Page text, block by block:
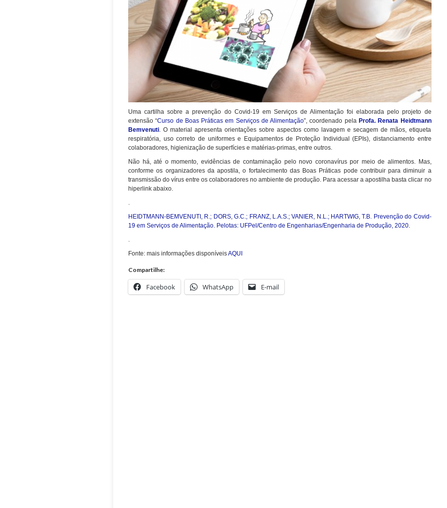
Uma cartilha sobre a prevenção do Covid-19 em Serviços de Alimentação foi elaborada pelo projeto de
extensão “Curso de Boas Práticas em Serviços de Alimentação”, coordenado pela Profa. Renata Heidtmann
Bemvenuti. O material apresenta orientações sobre aspectos como lavagem e secagem de mãos, etiqueta
respiratória, uso correto de uniformes e Equipamentos de Proteção Individual (EPIs), distanciamento entre
colaboradores, higienização de superfícies e matérias-primas, entre outros.
Não há, até o momento, evidências de contaminação pelo novo coronavírus por meio de alimentos. Mas,
conforme os organizadores da apostila, o fortalecimento das Boas Práticas pode contribuir para diminuir a
transmissão do vírus entre os colaboradores no ambiente de produção. Para acessar a apostilha basta clicar no
hiperlink abaixo.
.
HEIDTMANN-BEMVENUTI, R.; DORS, G.C.; FRANZ, L.A.S.; VANIER, N.L.; HARTWIG, T.B. Prevenção do Covid-
19 em Serviços de Alimentação. Pelotas: UFPel/Centro de Engenharias/Engenharia de Produção, 2020.
.
Fonte: mais informações disponíveisAQUI
Compartilhe:
Facebook WhatsApp E-mail